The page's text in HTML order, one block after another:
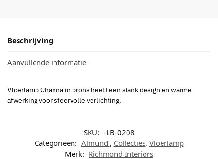
Beschrijving
Aanvullende informatie
Vloerlamp Channa in brons heeft een slank design en warme
afwerking voor sfeervolle verlichting.
SKU: -LB-0208
Categorieën: Almundi, Collecties, Vloerlamp
Merk: Richmond Interiors